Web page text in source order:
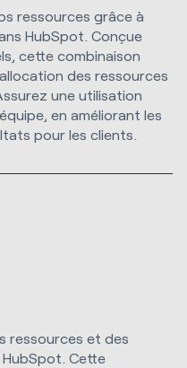
ressources grâce à
HubSpot. Conçue
cette combinaison
des ressources
une utilisation
en améliorant les
pour les clients.
ressources et des
Cette